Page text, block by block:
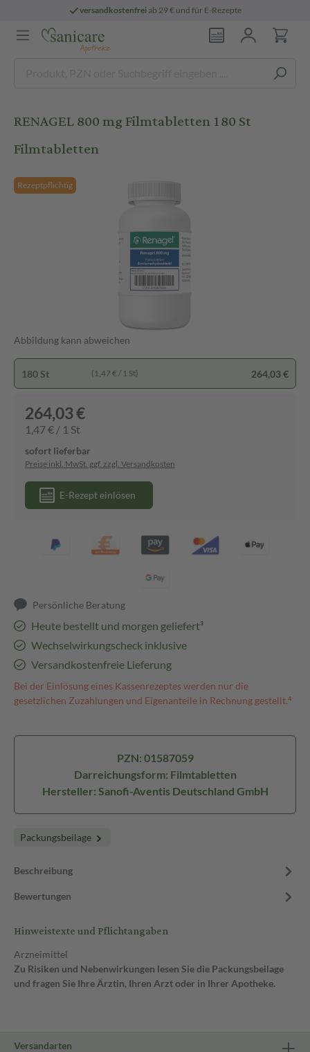
versandkostenfreiab 29 € und für E-Rezepte
RENAGEL 800 mg Filmtabletten 180 St
Filmtabletten
Rezeptpflichtig
Abbildung kann abweichen
180 St (1,47 € / 1 St) 264,03 €
264,03 €
1,47 € / 1 St
sofort lieferbar
Preise inkl. MwSt. ggf. zzgl. Versandkosten
E-Rezept einlösen
Persönliche Beratung
Heute bestellt und morgen geliefert³
Wechselwirkungscheck inklusive
Versandkostenfreie Lieferung
Bei der Einlösung eines Kassenrezeptes werden nur die
gesetzlichen Zuzahlungen und Eigenanteile in Rechnung gestellt.⁴
PZN: 01587059
Darreichungsform: Filmtabletten
Hersteller: Sanofi-Aventis Deutschland GmbH
Packungsbeilage
Beschreibung
Bewertungen
Hinweistexte und Pflichtangaben
Arzneimittel
Zu Risiken und Nebenwirkungen lesen Sie die Packungsbeilage
und fragen Sie Ihre Ärztin, Ihren Arzt oder in Ihrer Apotheke.
Versandarten